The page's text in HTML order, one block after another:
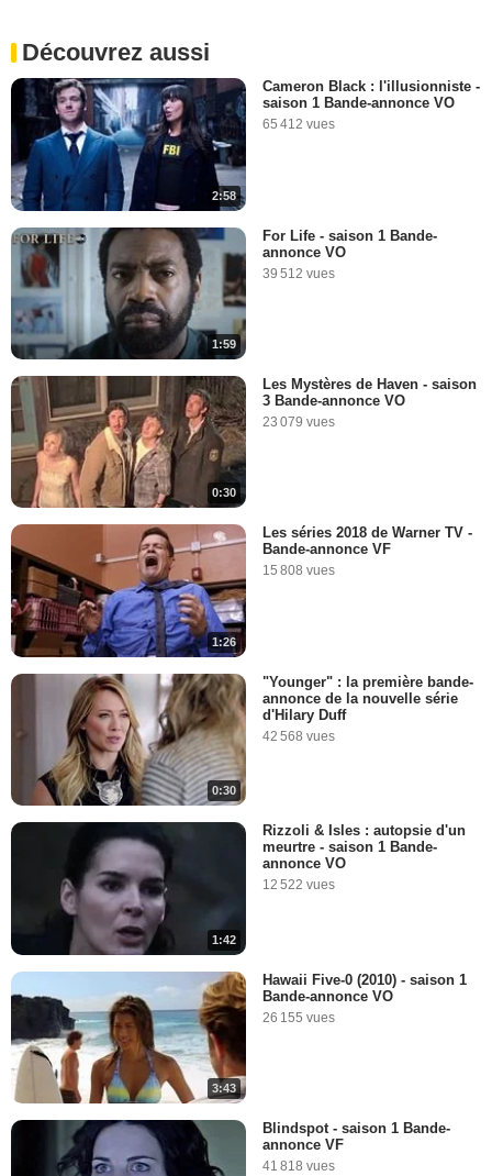
Découvrez aussi
2:58
Cameron Black : l'illusionniste -
saison 1 Bande-annonce VO
65 412 vues
1:59
For Life - saison 1 Bande-
annonce VO
39 512 vues
0:30
Les Mystères de Haven - saison
3 Bande-annonce VO
23 079 vues
1:26
Les séries 2018 de Warner TV -
Bande-annonce VF
15 808 vues
0:30
"Younger" : la première bande-
annonce de la nouvelle série
d'Hilary Duff
42 568 vues
1:42
Rizzoli & Isles : autopsie d'un
meurtre - saison 1 Bande-
annonce VO
12 522 vues
3:43
Hawaii Five-0 (2010) - saison 1
Bande-annonce VO
26 155 vues
Blindspot - saison 1 Bande-
annonce VF
41 818 vues